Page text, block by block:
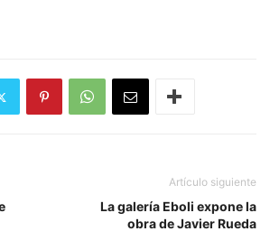
Artículo siguiente
La galería Eboli expone la
obra de Javier Rueda